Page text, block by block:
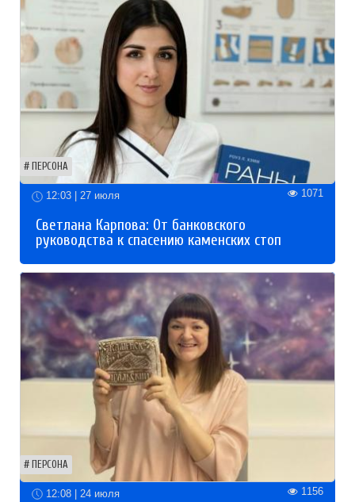
ПЕРСОНА
12:03 | 27 июля 1071
Светлана Карпова: От банковского
руководства к спасению каменских стоп
ПЕРСОНА
12:08 | 24 июля 1156